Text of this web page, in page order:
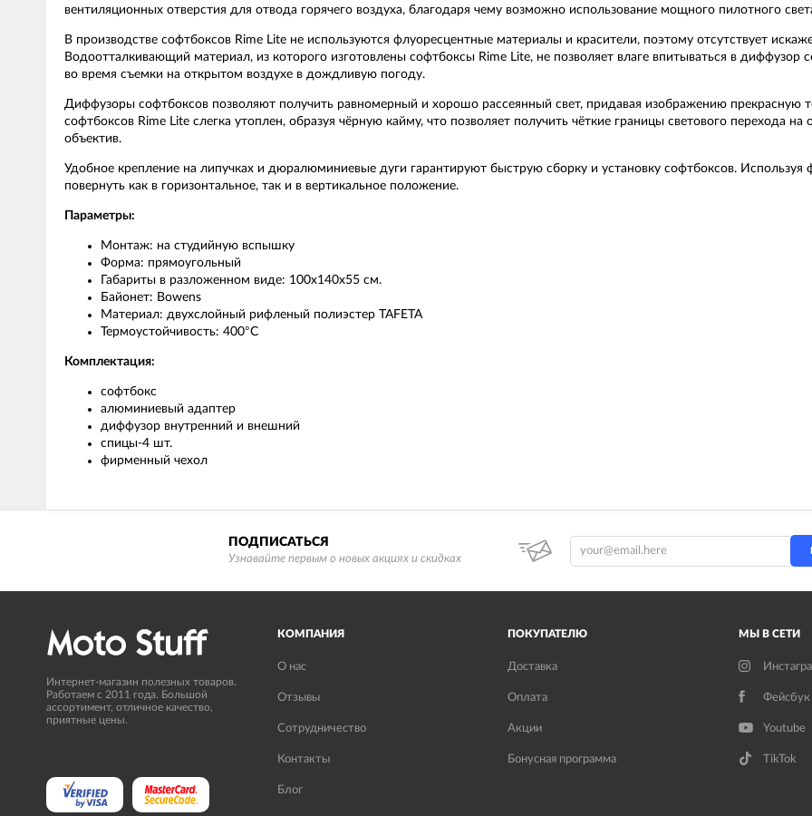
вентиляционных отверстия для отвода горячего воздуха, благодаря чему возможно использование мощного пилотного
В производстве софтбоксов Rime Lite не используются флуоресцентные материалы и красители, поэтому отсутствует
Водоотталкивающий материал, из которого изготовлены софтбоксы Rime Lite, не позволяет влаге впитываться в диффузор
во время съемки на открытом воздухе в дождливую погоду.
Диффузоры софтбоксов позволяют получить равномерный и хорошо рассеянный свет, придавая изображению прекрасную
софтбоксов Rime Lite слегка утоплен, образуя чёрную кайму, что позволяет получить чёткие границы светового перехода
объектив.
Удобное крепление на липучках и дюралюминиевые дуги гарантируют быструю сборку и установку софтбоксов.
повернуть как в горизонтальное, так и в вертикальное положение.
Параметры:
Монтаж: на студийную вспышку
Форма: прямоугольный
Габариты в разложенном виде: 100х140х55 см.
Байонет: Bowens
Материал: двухслойный рифленый полиэстер TAFETA
Термоустойчивость: 400°C
Комплектация:
софтбокс
алюминиевый адаптер
диффузор внутренний и внешний
спицы-4 шт.
фирменный чехол
ПОДПИСАТЬСЯ
Узнавайте первым о новых акциях и скидках
Интернет-магазин полезных товаров.
Работаем с 2011 года. Большой
ассортимент, отличное качество,
приятные цены.
КОМПАНИЯ
О нас
Отзывы
Сотрудничество
Контакты
Блог
ПОКУПАТЕЛЮ
Доставка
Оплата
Акции
Бонусная программа
МЫ В СЕТИ
Фейсбук
Youtube
TikTok